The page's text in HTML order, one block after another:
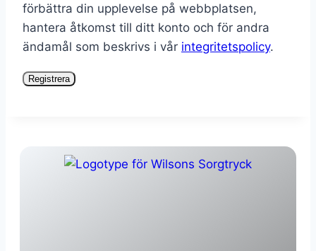
förbättra din upplevelse på webbplatsen,
hantera åtkomst till ditt konto och för andra
ändamål som beskrivs i vår integritetspolicy.
Registrera